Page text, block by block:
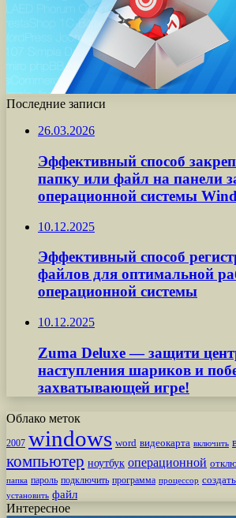
Последние записи
26.03.2026
Эффективный способ
папку или файл на панели
операционной системы
10.12.2025
Эффективный способ
файлов для оптимальной
операционной системы
10.12.2025
Zuma Deluxe — защити
наступления шариков и
захватывающей игре!
Облако меток
2007 windows word видеокарта включить
компьютер ноутбук операционной
папка пароль подключить программа процессор создать
установить файл
Интересное